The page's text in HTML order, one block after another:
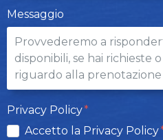
Messaggio
Privacy Policy
Accetto la Privacy Policy